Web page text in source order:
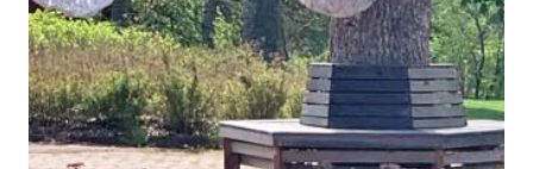
Om skolan
Praktisk information
Vi som jobbar här
Kontakt